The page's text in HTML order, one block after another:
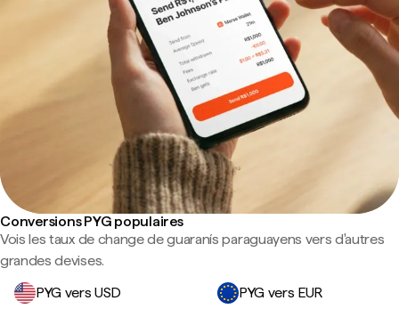
Conversions PYG populaires
Vois les taux de change de guaranís paraguayens vers d'autres
grandes devises.
PYG vers USD
PYG vers EUR